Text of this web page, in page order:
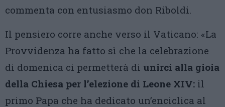
commenta con entusiasmo don Riboldi.
Il pensiero corre anche verso il Vaticano: «La
Provvidenza ha fatto sì che la celebrazione
di domenica ci permetterà di unirci alla gioia
della Chiesa per l’elezione di Leone XIV: il
primo Papa che ha dedicato un’enciclica al